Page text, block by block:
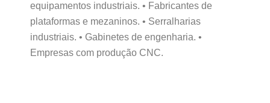
equipamentos industriais. • Fabricantes de
plataformas e mezaninos. • Serralharias
industriais. • Gabinetes de engenharia. •
Empresas com produção CNC.